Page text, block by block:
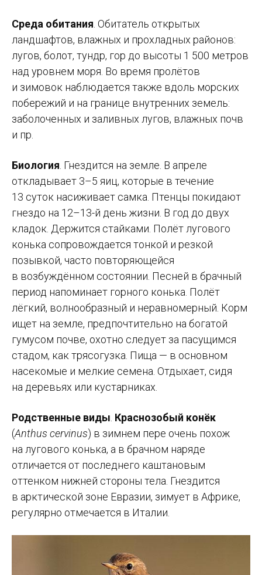
Среда обитания . Обитатель открытых
ландшафтов, влажных и прохладных районов:
лугов, болот, тундр, гор до высоты 1 500 метров
над уровнем моря. Во время пролётов
и зимовок наблюдается также вдоль морских
побережий и на границе внутренних земель:
заболоченных и заливных лугов, влажных почв
и пр.
Биология . Гнездится на земле. В апреле
откладывает 3–5 яиц, которые в течение
13 суток насиживает самка. Птенцы покидают
гнездо на 12–13-й день жизни. В год до двух
кладок. Держится стайками. Полёт лугового
конька сопровождается тонкой и резкой
позывкой, часто повторяющейся
в возбуждённом состоянии. Песней в брачный
период напоминает горного конька. Полёт
лёгкий, волнообразный и неравномерный. Корм
ищет на земле, предпочтительно на богатой
гумусом почве, охотно следует за пасущимся
стадом, как трясогузка. Пища — в основном
насекомые и мелкие семена. Отдыхает, сидя
на деревьях или кустарниках.
Родственные виды Краснозобый конёк
(Anthus cervinus) в зимнем пере очень похож
на лугового конька, а в брачном наряде
отличается от последнего каштановым
оттенком нижней стороны тела. Гнездится
в арктической зоне Евразии, зимует в Африке,
регулярно отмечается в Италии.